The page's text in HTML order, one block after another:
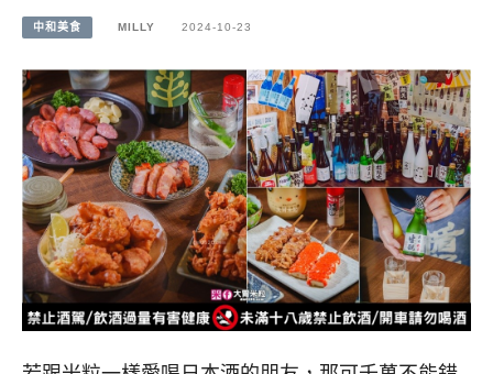
中和美食 MILLY 2024-10-23